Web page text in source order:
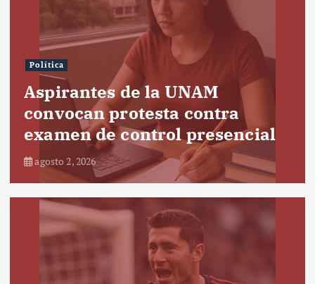
Política
Aspirantes de la UNAM
convocan protesta contra
examen de control presencial
agosto 2, 2026